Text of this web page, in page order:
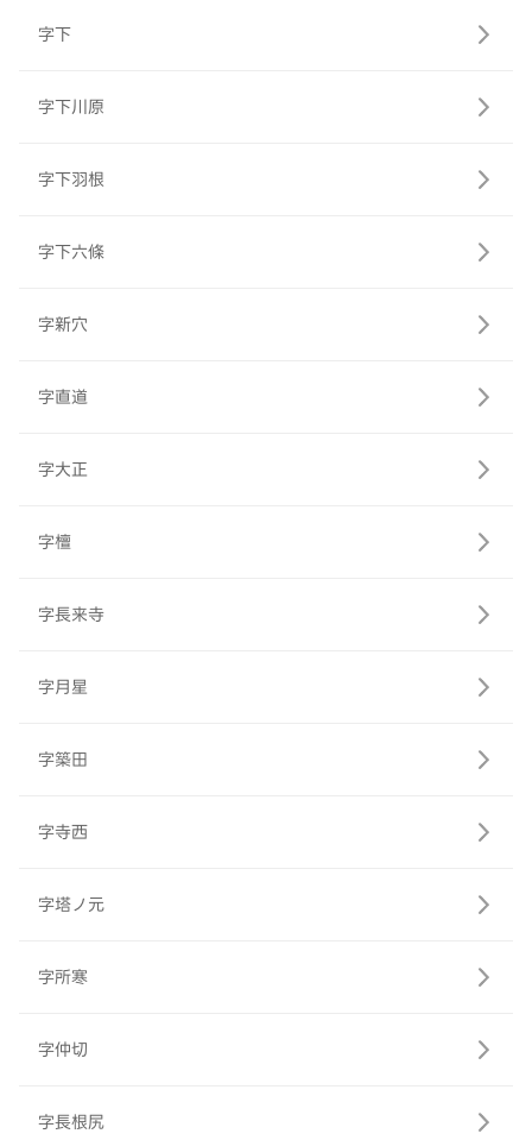
字下
字下川原
字下羽根
字下六條
字新穴
字直道
字大正
字檀
字長来寺
字月星
字築田
字寺西
字塔ノ元
字所寒
字仲切
字長根尻